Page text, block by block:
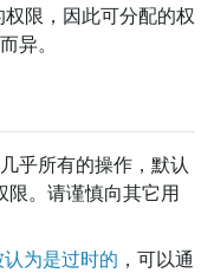
限，因此可分配的权
异。
乎所有的操作，默认
限。请谨慎向其它用
为是过时的 ，可以通